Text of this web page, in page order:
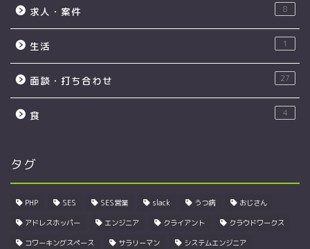
求人・案件 8
生活 1
面談・打ち合わせ 27
食 4
タグ
PHP SES SES営業 slack うつ病 おじさん
アドレスホッパー エンジニア クライアント クラウドワークス
コワーキングスペース サラリーマン システムエンジニア